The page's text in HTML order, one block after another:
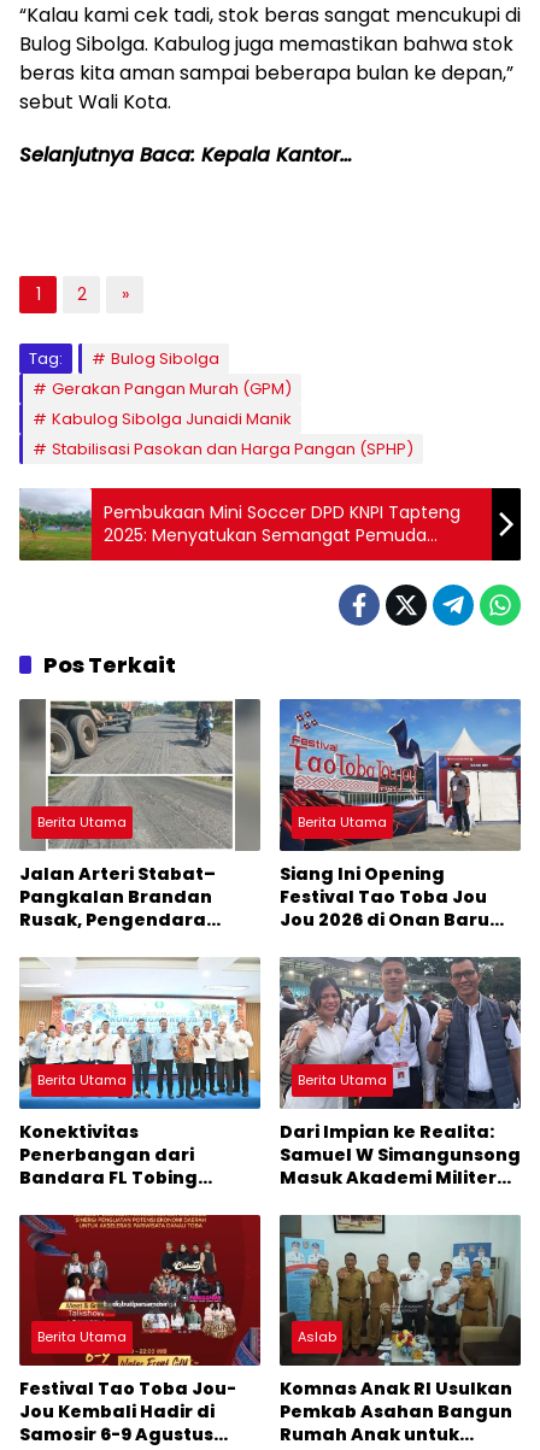
“Kalau kami cek tadi, stok beras sangat mencukupi di
Bulog Sibolga. Kabulog juga memastikan bahwa stok
beras kita aman sampai beberapa bulan ke depan,”
sebut Wali Kota.
Selanjutnya Baca: Kepala Kantor…
1 2 »
Tag:
Bulog Sibolga
Gerakan Pangan Murah (GPM)
Kabulog Sibolga Junaidi Manik
Stabilisasi Pasokan dan Harga Pangan (SPHP)
Pembukaan Mini Soccer DPD KNPI Tapteng
2025: Menyatukan Semangat Pemuda
Lewat Olahraga
Pos Terkait
Berita Utama
Jalan Arteri Stabat–
Pangkalan Brandan
Rusak, Pengendara
Berita Utama
Siang Ini Opening
Festival Tao Toba Jou
Jou 2026 di Onan Baru
Dihibur Marsada Band
Berita Utama
Konektivitas
Penerbangan dari
Bandara FL Tobing
Jadi Perhatian Anggota
DPR RI Muhammad Lokot
Nasution
Berita Utama
Dari Impian ke Realita:
Samuel W Simangunsong
Masuk Akademi Militer
Berita Utama
Festival Tao Toba Jou-
Jou Kembali Hadir di
Samosir 6-9 Agustus
Aslab
Komnas Anak RI Usulkan
Pemkab Asahan Bangun
Rumah Anak untuk